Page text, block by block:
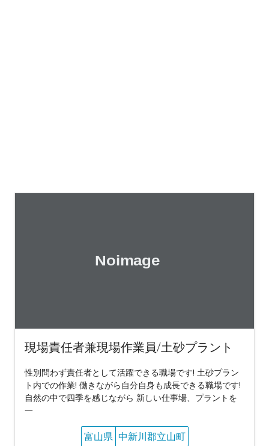
現場責任者兼現場作業員/土砂プラント
性別問わず責任者として活躍できる職場です! 土砂プラン
ト内での作業! 働きながら自分自身も成長できる職場です!
自然の中で四季を感じながら 新しい仕事場、プラントを
一
富山県 中新川郡立山町